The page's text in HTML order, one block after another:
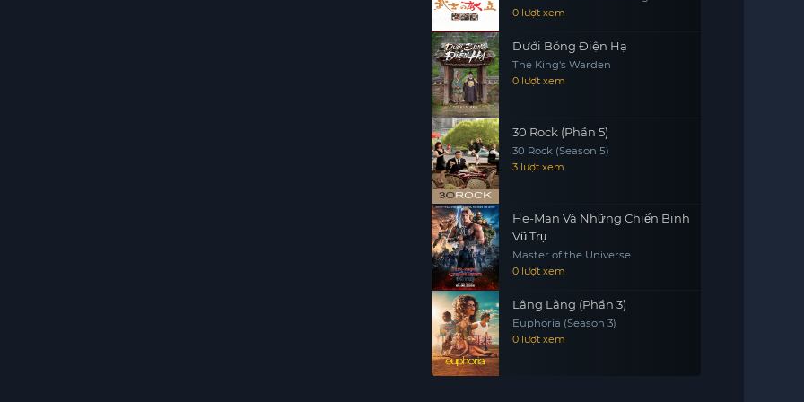
0 lượt xem
Dưới Bóng Điện Hạ
The King's Warden
0 lượt xem
30 Rock (Phần 5)
30 Rock (Season 5)
3 lượt xem
He-Man Và Những Chiến Binh
Vũ Trụ
Master of the Universe
0 lượt xem
Lâng Lâng (Phần 3)
Euphoria (Season 3)
0 lượt xem